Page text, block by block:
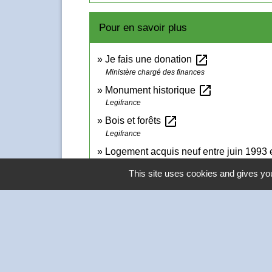
Pour en savoir plus
Je fais une donation open_in_new
Ministère chargé des finances
Monument historique open_in_new
Legifrance
Bois et forêts open_in_new
Legifrance
Logement acquis neuf entre juin 1993
This site uses cookies and gives